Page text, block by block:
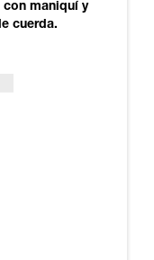
con maniquí y
cuerda.